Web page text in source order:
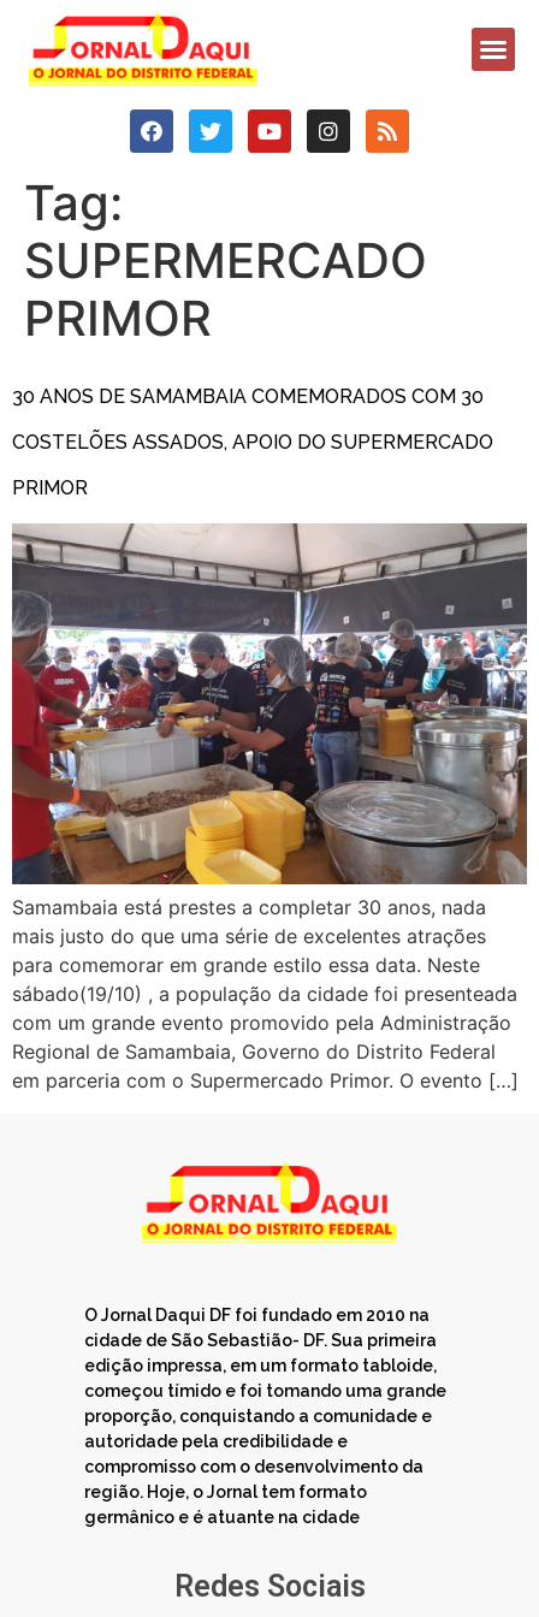
Tag:
SUPERMERCADO
PRIMOR
30 ANOS DE SAMAMBAIA COMEMORADOS COM 30
COSTELÕES ASSADOS, APOIO DO SUPERMERCADO
PRIMOR
Samambaia está prestes a completar 30 anos, nada
mais justo do que uma série de excelentes atrações
para comemorar em grande estilo essa data. Neste
sábado(19/10) , a população da cidade foi presenteada
com um grande evento promovido pela Administração
Regional de Samambaia, Governo do Distrito Federal
em parceria com o Supermercado Primor. O evento […]
O Jornal Daqui DF foi fundado em 2010 na
cidade de São Sebastião- DF. Sua primeira
edição impressa, em um formato tabloide,
começou tímido e foi tomando uma grande
proporção, conquistando a comunidade e
autoridade pela credibilidade e
compromisso com o desenvolvimento da
região. Hoje, o Jornal tem formato
germânico e é atuante na cidade
Redes Sociais